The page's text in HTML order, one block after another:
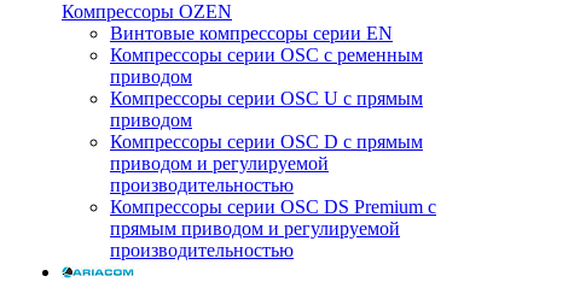
Компрессоры OZEN
Винтовые компрессоры серии EN
Компрессоры серии OSC с ременным
приводом
Компрессоры серии OSC U с прямым
приводом
Компрессоры серии OSC D с прямым
приводом и регулируемой
производительностью
Компрессоры серии OSC DS Premium с
прямым приводом и регулируемой
производительностью